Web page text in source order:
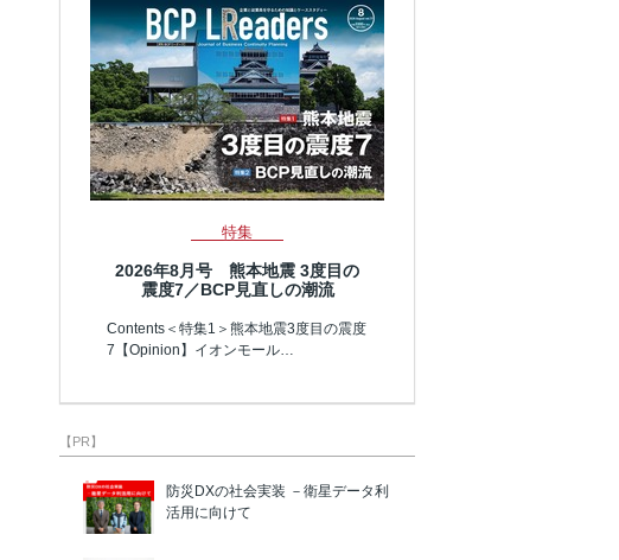
特集
2026年8月号 熊本地震 3度目の
震度7／BCP見直しの潮流
Contents＜特集1＞熊本地震3度目の震度
7【Opinion】イオンモール…
【PR】
防災DXの社会実装 －衛星データ利
活用に向けて